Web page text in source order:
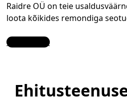
Raidre OÜ on teie
loota kõikides remondiga
Contact Us